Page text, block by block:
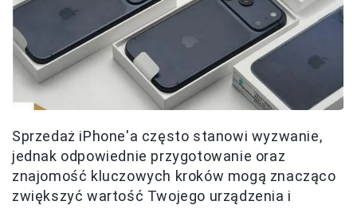
Sprzedaż iPhone'a często stanowi wyzwanie,
jednak odpowiednie przygotowanie oraz
znajomość kluczowych kroków mogą znacząco
zwiększyć wartość Twojego urządzenia i